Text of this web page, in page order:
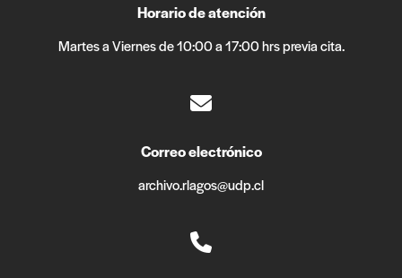
Horario de atención
Martes a Viernes de 10:00 a 17:00 hrs previa cita.
Correo electrónico
archivo.rlagos@udp.cl